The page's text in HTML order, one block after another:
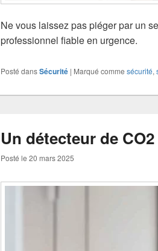
Ne vous laissez pas piéger par un
professionnel fiable en urgence.
Posté dansSécurité | Marqué comme sécurité,
Un détecteur de
Posté le 20 mars 2025